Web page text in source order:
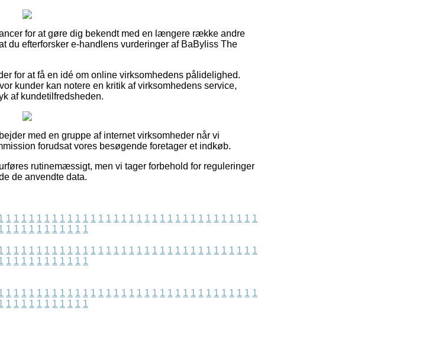
for at gøre dig bekendt med en længere række andre
du efterforsker e-handlens vurderinger af BaByliss The
for at få en idé om online virksomhedens pålidelighed.
kunder kan notere en kritik af virksomhedens service,
af kundetilfredsheden.
med en gruppe af internet virksomheder når vi
forudsat vores besøgende foretager et indkøb.
rutinemæssigt, men vi tager forbehold for reguleringer
de anvendte data.
1 1 1 1 1 1 1 1 1 1 1 1 1 1 1 1 1 1 1 1 1 1 1 1 1 1 1 1 1 1 1 1 1
1 1 1 1 1 1 1 1 1 1 1
1 1 1 1 1 1 1 1 1 1 1 1 1 1 1 1 1 1 1 1 1 1 1 1 1 1 1 1 1 1 1 1 1
1 1 1 1 1 1 1 1 1 1 1
1 1 1 1 1 1 1 1 1 1 1 1 1 1 1 1 1 1 1 1 1 1 1 1 1 1 1 1 1 1 1 1 1
1 1 1 1 1 1 1 1 1 1 1